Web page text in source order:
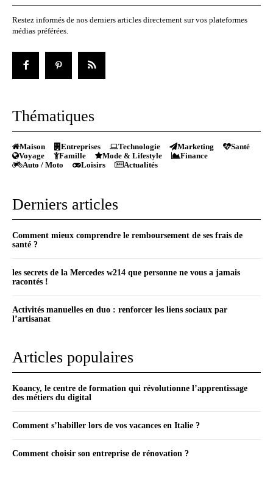
Restez informés de nos derniers articles directement sur vos plateformes
médias préférées.
Thématiques
Maison Entreprises Technologie Marketing
Santé
Voyage
Famille Mode & Lifestyle
Finance
Auto / Moto
Loisirs Actualités
Derniers articles
Comment mieux comprendre le remboursement de ses frais de
santé ?
les secrets de la Mercedes w214 que personne ne vous a jamais
racontés !
Activités manuelles en duo : renforcer les liens sociaux par
l’artisanat
Articles populaires
Koancy, le centre de formation qui révolutionne l’apprentissage
des métiers du digital
Comment s’habiller lors de vos vacances en Italie ?
Comment choisir son entreprise de rénovation ?